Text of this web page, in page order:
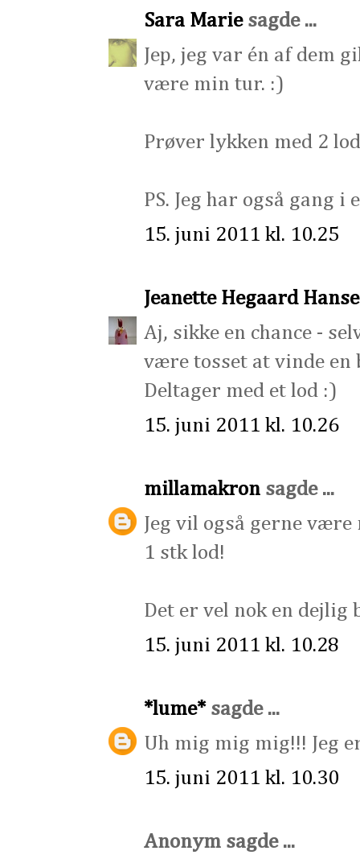
Sara Mariesagde ...
Jep, jeg var én af dem
være min tur. :)
Prøver lykken med 2
PS. Jeg har også gang i
15. juni 2011 kl. 10.25
Jeanette Hegaard
Aj, sikke en chance -
være tosset at vinde en
Deltager med et lod :)
15. juni 2011 kl. 10.26
millamakron sagde ...
Jeg vil også gerne være
1 stk lod!
Det er vel nok en dejlig
15. juni 2011 kl. 10.28
*lume*sagde ...
Uh mig mig mig!!! Jeg
15. juni 2011 kl. 10.30
Anonym sagde ...